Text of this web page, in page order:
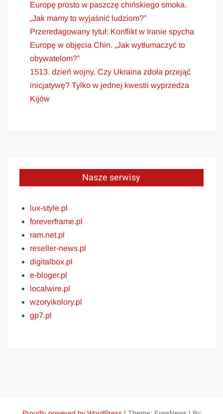
Europę prosto w paszczę chińskiego smoka.
„Jak mamy to wyjaśnić ludziom?”
Przeredagowany tytuł: Konflikt w Iranie spycha
Europę w objęcia Chin. „Jak wytłumaczyć to
obywatelom?”
1513. dzień wojny. Czy Ukraina zdoła przejąć
inicjatywę? Tylko w jednej kwestii wyprzedza
Kijów
Nasze serwisy
lux-style.pl
foreverframe.pl
ram.net.pl
reseller-news.pl
digitalbox.pl
e-bloger.pl
localwire.pl
wzoryikolory.pl
gp7.pl